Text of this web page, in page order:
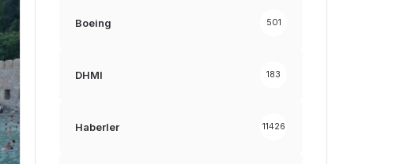
Boeing 501
DHMI 183
Haberler 11426